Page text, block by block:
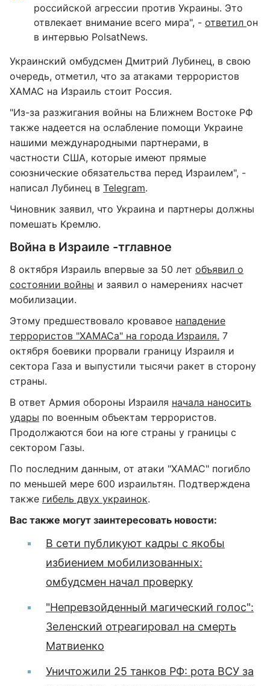
российской агрессии против Украины. Это
отвлекает внимание всего мира", - ответил он
в интервью PolsatNews.
Украинский омбудсмен Дмитрий Лубинец, в свою
очередь, отметил, что за атаками террористов
ХАМАС на Израиль стоит Россия.
"Из-за разжигания войны на Ближнем Востоке РФ
также надеется на ослабление помощи Украине
нашими международными партнерами, в
частности США, которые имеют прямые
союзнические обязательства перед Израилем", -
написал Лубинец в Telegram.
Чиновник заявил, что Украина и партнеры должны
помешать Кремлю.
Война в Израиле -тглавное
8 октября Израиль впервые за 50 лет объявил о
состоянии войны и заявил о намерениях насчет
мобилизации.
Этому предшествовало кровавое нападение
террористов "ХАМАСа" на города Израиля. 7
октября боевики прорвали границу Израиля и
сектора Газа и выпустили тысячи ракет в сторону
страны.
В ответ Армия обороны Израиля начала наносить
удары по военным объектам террористов.
Продолжаются бои на юге страны у границы с
сектором Газы.
По последним данным, от атаки "ХАМАС" погибло
по меньшей мере 600 израильтян. Подтверждена
также гибель двух украинок.
Вас также могут заинтересовать новости:
В сети публикуют кадры с якобы
избиением мобилизованных:
омбудсмен начал проверку
"Непревзойденный магический голос":
Зеленский отреагировал на смерть
Матвиенко
Уничтожили 25 танков РФ: рота ВСУ за